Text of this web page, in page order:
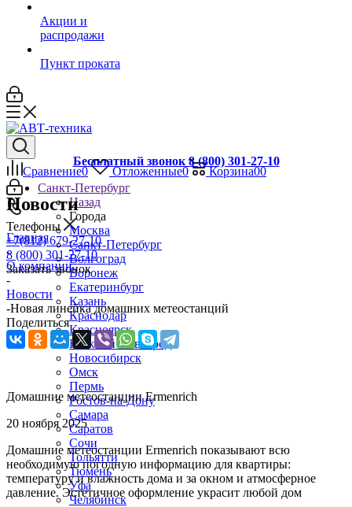
Акции и
распродажи
Пункт проката
Сравнение0 Отложенные0 Корзина00
Телефоны
+7(812) 679-27-10
8 (800) 301-27-10
Заказать звонок
Бесплатный звонок 8 (800) 301-27-10
Санкт-Петербург
Назад
Города
Москва
Санкт-Петербург
Волгоград
Воронеж
Екатеринбург
Казань
Краснодар
Красноярск
Нижний Новгород
Новосибирск
Омск
Пермь
Ростов-на-Дону
Самара
Саратов
Сочи
Тольятти
Тюмень
Уфа
Челябинск
Новости
Главная
-
О компании
-
Новости
-Новая линейка домашних метеостанций
Поделиться
Домашние метеостанции Ermenrich
20 ноября 2025
Домашние метеостанции Ermenrich показывают всю
необходимую погодную информацию для квартиры:
температуру и влажность дома и за окном и атмосферное
давление. Эстетичное оформление украсит любой дом